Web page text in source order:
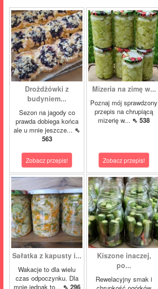
Drożdżówki z
budyniem...
Sezon na jagody co
prawda dobiega końca
ale u mnie jeszcze... ⇖
563
Zobacz przepis!
Mizeria na zimę w...
Poznaj mój sprawdzony
przepis na chrupiącą
mizerię w... ⇖ 538
Zobacz przepis!
Sałatka z kapusty i...
Wakacje to dla wielu
czas odpoczynku. Dla
mnie jednak to... ⇖ 296
Kiszone inaczej,
po...
Rewelacyjny smak i